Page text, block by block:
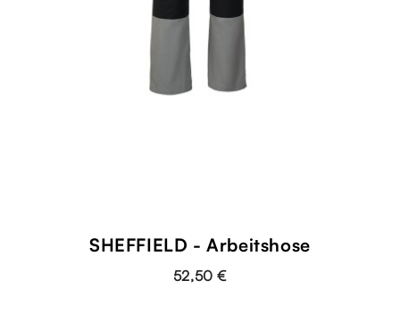
SHEFFIELD - Arbeitshose
52,50 €